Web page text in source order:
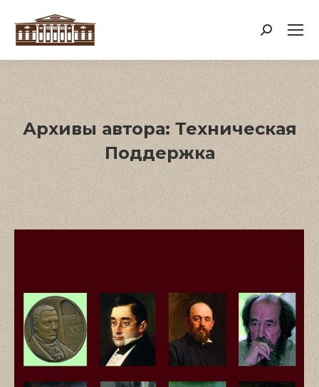
Поиск:
Архивы автора: Техническая
Поддержка